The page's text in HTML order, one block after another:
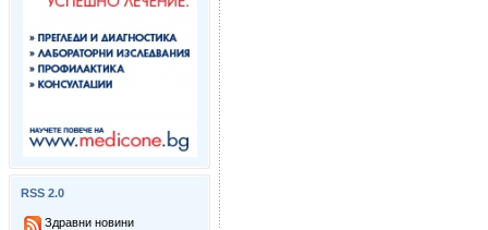
RSS 2.0
Здравни новини